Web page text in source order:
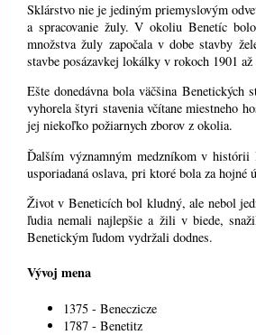
Sklárstvo nie je jediným priemyslovým
a spracovanie žuly. V okoliu Benetíc
množstva žuly započala v dobe stavby
stavbe posázavkej lokálky v rokoch 1901 až
Ešte donedávna bola väčšina Benetických
vyhorela štyri stavenia včítane miestneho
jej niekoľko požiarnych zborov z okolia.
Ďalším významným medzníkom v
usporiadaná oslava, pri ktoré bola za hojné
Život v Beneticích bol kludný, ale nebol
ľudia nemali najlepšie a žili v biede,
Benetickým ľudom vydržali dodnes.
Vývoj mena
1375 - Beneczicze
1787 - Benetitz